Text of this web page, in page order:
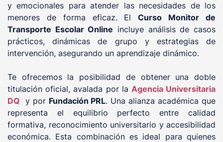
y emocionales para atender las necesidades de los
menores de forma eficaz. ElCurso Monitor de
Transporte Escolar Online incluye análisis de casos
prácticos, dinámicas de grupo y estrategias de
intervención, asegurando un aprendizaje dinámico.
Te ofrecemos la posibilidad de obtener una doble
titulación oficial, avalada por la Agencia Universitaria
DQ y por Fundación PRL. Una alianza académica que
representa el equilibrio perfecto entre calidad
formativa, reconocimiento universitario y accesibilidad
económica. Esta combinación es ideal para quienes